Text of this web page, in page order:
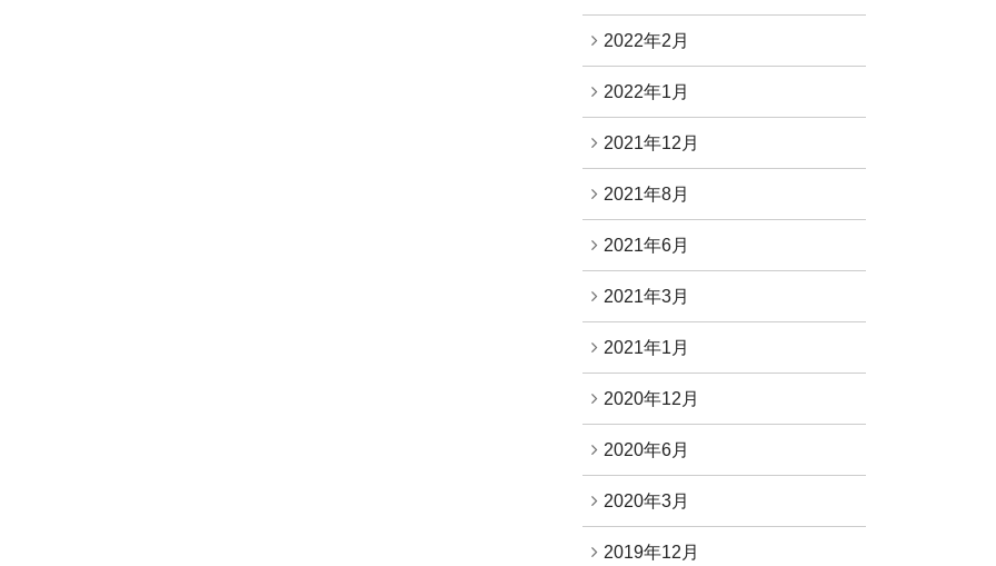
2022年2月
2022年1月
2021年12月
2021年8月
2021年6月
2021年3月
2021年1月
2020年12月
2020年6月
2020年3月
2019年12月